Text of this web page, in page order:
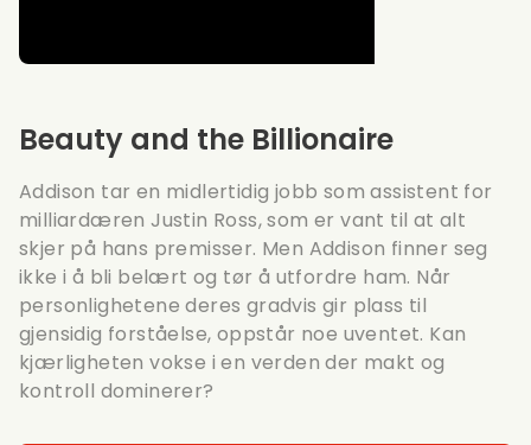
Beauty and the Billionaire
Addison tar en midlertidig jobb som assistent for
milliardæren Justin Ross, som er vant til at alt
skjer på hans premisser. Men Addison finner seg
ikke i å bli belært og tør å utfordre ham. Når
personlighetene deres gradvis gir plass til
gjensidig forståelse, oppstår noe uventet. Kan
kjærligheten vokse i en verden der makt og
kontroll dominerer?